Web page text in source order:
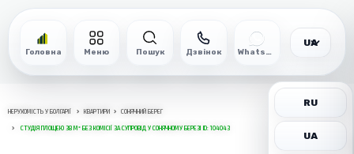
Головна Меню Пошук Дзвінок WhatsApp
UA
RU
UA
НЕРУХОМІСТЬ У БОЛГАРІЇ КВАРТИРИ СОНЯЧНИЙ БЕРЕГ
СТУДІЯ ПЛОЩЕЮ 38 М² БЕЗ КОМІСІЇ ЗА СУПРОВІД У СОНЯЧНОМУ БЕРЕЗІ ID: 104043